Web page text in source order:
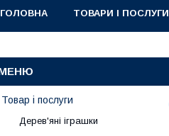
ГОЛОВНА ТОВАРИ І ПОСЛУГИ
Товар і послуги
Дерев'яні іграшки